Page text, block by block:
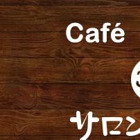
人形町の『
ェ』よりお
人形町の音楽カ
最新情報をお届